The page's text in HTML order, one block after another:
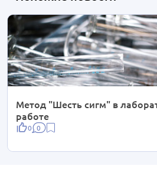
Метод "Шесть сигм" в
работе
0 0